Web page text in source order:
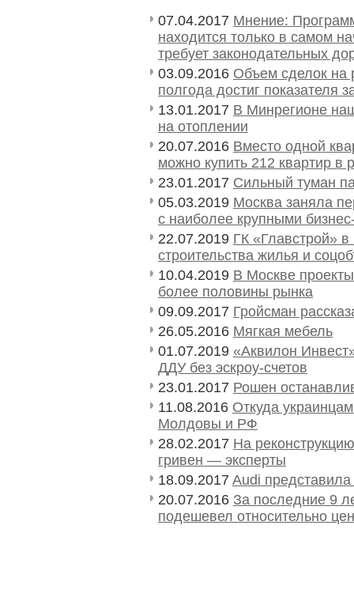
07.04.2017 Мнение:
находится только в самом
требует законодательных
03.09.2016 Объем сделок на
полгода достиг показателя
13.01.2017 В Минрегионе
на отоплении
20.07.2016 Вместо одной
можно купить 212 квартир
23.01.2017 Сильный туман
05.03.2019 Москва заняла
с наиболее крупными
22.07.2019 ГК «Главстрой»
строительства жилья и
10.04.2019 В Москве
более половины рынка
09.09.2017 Гройсман
26.05.2016 Мягкая мебель
01.07.2019 «Аквилон
ДДУ без эскроу-счетов
23.01.2017 Рошен
11.08.2016 Откуда
Молдовы и РФ
28.02.2017 На
гривен — эксперты
18.09.2017 Audi
20.07.2016 За последние 9
подешевел относительно